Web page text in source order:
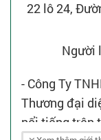
22 lô 24,
Người
- Công Ty
Thương đại
nổi tiếng trên